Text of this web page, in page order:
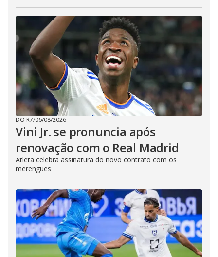
DO R7/06/08/2026
Vini Jr. se pronuncia após
renovação com o Real Madrid
Atleta celebra assinatura do novo contrato com os
merengues